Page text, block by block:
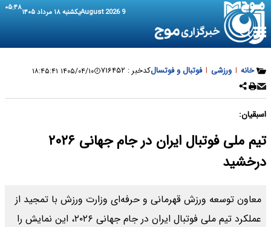
9 August 2026 یکشنبه ۱۸ مرداد ۱۴۰۵ ۰۵:۴۸
خانه | ورزشی | فوتبال و فوتسالکدخبر : ۷۱۶۴۵۲ ۱۴۰۵/۰۴/۱۰ ۱۸:۴۵:۴۱
اسبقیان:
تیم ملی فوتبال ایران در جام جهانی ۲۰۲۶
درخشید
معاون توسعه ورزش قهرمانی و حرفه‌ای وزارت ورزش با تمجید از
عملکرد تیم ملی فوتبال ایران در جام جهانی ۲۰۲۶، این نمایش را